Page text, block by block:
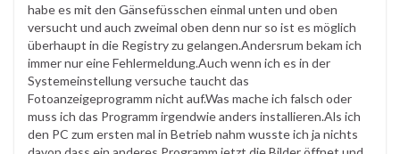
habe es mit den Gänsefüsschen einmal unten und oben
versucht und auch zweimal oben denn nur so ist es möglich
überhaupt in die Registry zu gelangen.Andersrum bekam ich
immer nur eine Fehlermeldung.Auch wenn ich es in der
Systemeinstellung versuche taucht das
Fotoanzeigeprogramm nicht auf.Was mache ich falsch oder
muss ich das Programm irgendwie anders installieren.Als ich
den PC zum ersten mal in Betrieb nahm wusste ich ja nichts